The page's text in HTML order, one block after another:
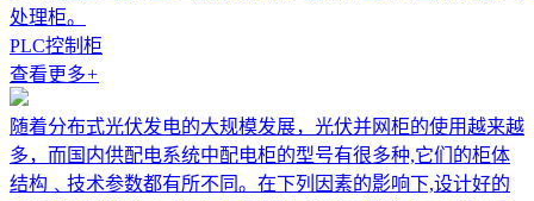
处理柜。
PLC控制柜
查看更多+
随着分布式光伏发电的大规模发展，光伏并网柜的使用越来越
多，而国内供配电系统中配电柜的型号有很多种,它们的柜体
结构﹑技术参数都有所不同。在下列因素的影响下,设计好的